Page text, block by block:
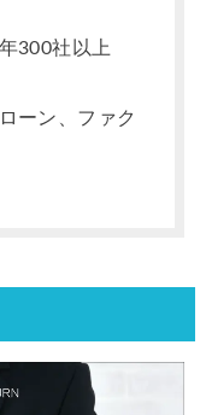
300社以上
ーン、ファク